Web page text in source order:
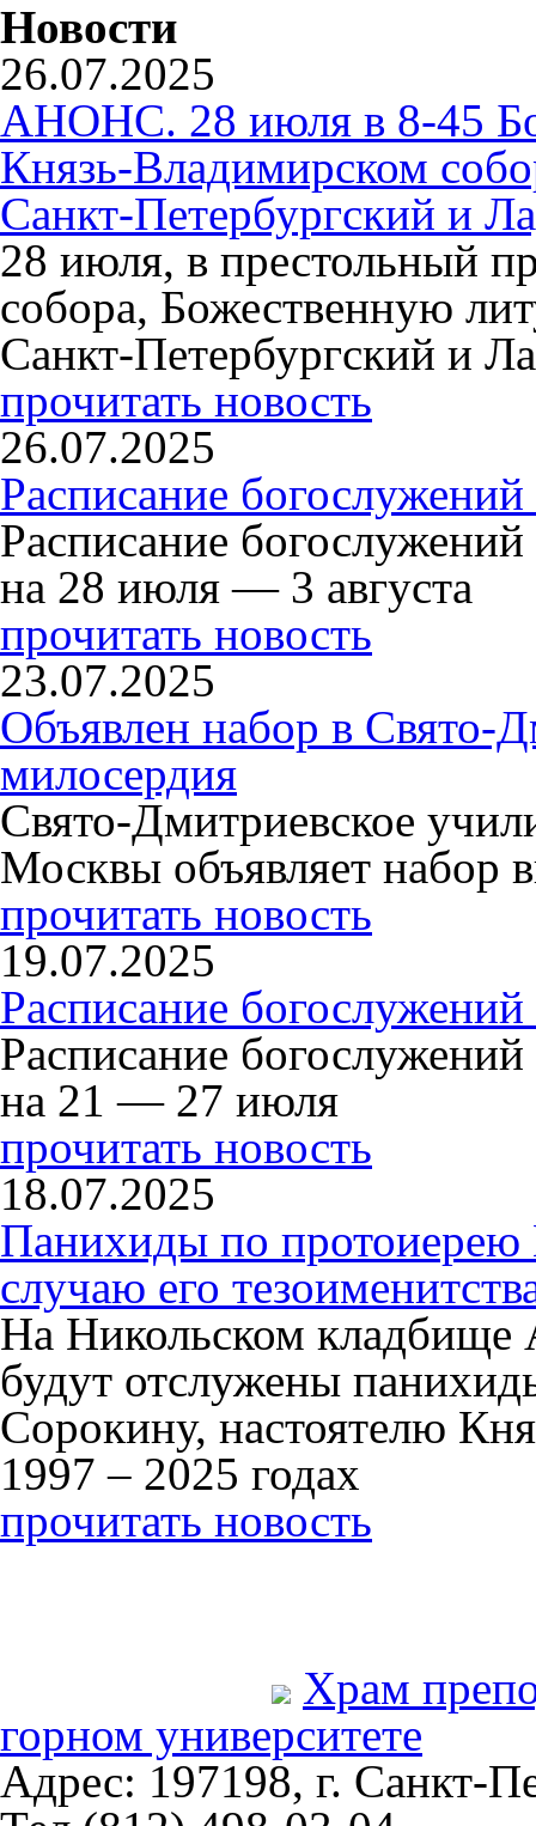
Новости
26.07.2025
АНОНС. 28 июля в 8-45
Князь-Владимирском
Санкт-Петербургский и
28 июля, в престольный
собора, Божественную
Санкт-Петербургский и
прочитать новость
26.07.2025
Расписание
Расписание
на 28 июля — 3 августа
прочитать новость
23.07.2025
Объявлен набор в Свято-
милосердия
Свято-Дмитриевское
Москвы объявляет набор
прочитать новость
19.07.2025
Расписание
Расписание
на 21 — 27 июля
прочитать новость
18.07.2025
Панихиды по
случаю его
На Никольском кладбище
будут отслужены
Сорокину, настоятелю
1997 – 2025 годах
прочитать новость
Храм
горном университете
Адрес: 197198, г. Санкт-